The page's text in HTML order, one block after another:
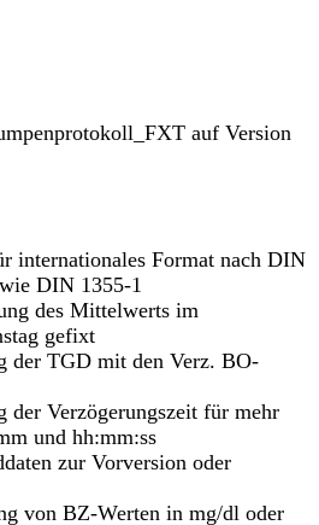
auf Version
internationales Format nach DIN
DIN 1355-1
des Mittelwerts im
gefixt
der TGD mit den Verz. BO-
der Verzögerungszeit für mehr
und hh:mm:ss
zur Vorversion oder
von BZ-Werten in mg/dl oder